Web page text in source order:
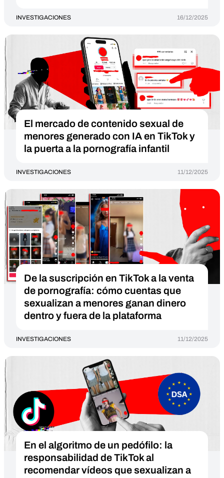
INVESTIGACIONES 16/12/2025
El mercado de contenido sexual de
menores generado con IA en TikTok y
la puerta a la pornografía infantil
INVESTIGACIONES 11/12/2025
De la suscripción en TikTok a la venta
de pornografía: cómo cuentas que
sexualizan a menores ganan dinero
dentro y fuera de la plataforma
INVESTIGACIONES 11/12/2025
En el algoritmo de un pedófilo: la
responsabilidad de TikTok al
recomendar vídeos que sexualizan a